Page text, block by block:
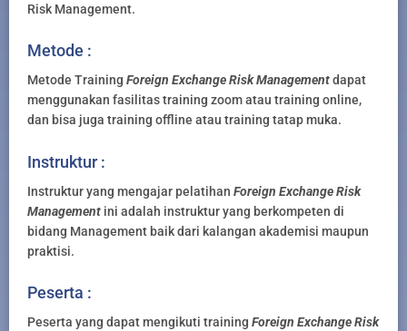
Risk Management.
Metode :
Metode Training Foreign Exchange Risk Managementdapat
menggunakan fasilitas training zoom atau training online,
dan bisa juga training offline atau training tatap muka.
Instruktur :
Instruktur yang mengajar pelatihan Foreign Exchange Risk
Management ini adalah instruktur yang berkompeten di
bidang Management baik dari kalangan akademisi maupun
praktisi.
Peserta :
Peserta yang dapat mengikuti training Foreign Exchange Risk